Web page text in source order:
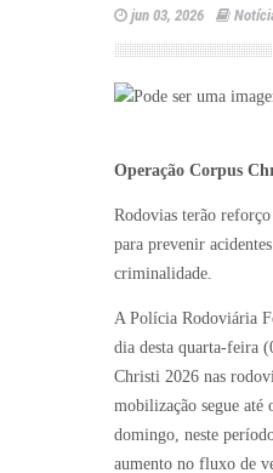
jun 03, 2026
PRF
Operação Corpus
Rodovias terão
para prevenir
criminalidade.
A Polícia Rodoviária
dia desta quarta-feira
Christi 2026 nas
mobilização segue até
domingo, neste
aumento no fluxo de